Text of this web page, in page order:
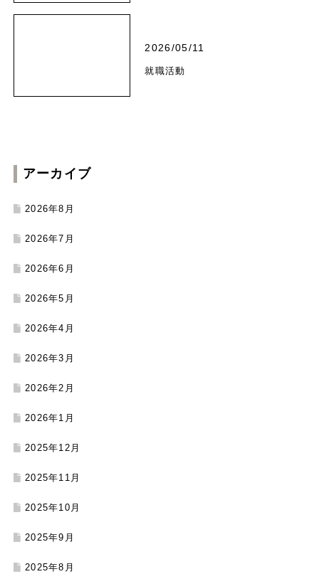
2026/05/11
就職活動
アーカイブ
2026年8月
2026年7月
2026年6月
2026年5月
2026年4月
2026年3月
2026年2月
2026年1月
2025年12月
2025年11月
2025年10月
2025年9月
2025年8月